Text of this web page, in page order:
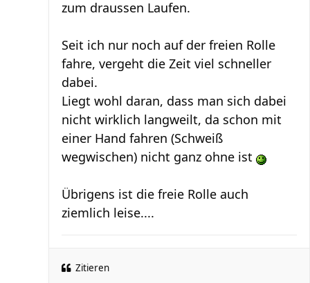
zum draussen Laufen.
Seit ich nur noch auf der freien Rolle
fahre, vergeht die Zeit viel schneller
dabei.
Liegt wohl daran, dass man sich dabei
nicht wirklich langweilt, da schon mit
einer Hand fahren (Schweiß
wegwischen) nicht ganz ohne ist
Übrigens ist die freie Rolle auch
ziemlich leise....
Zitieren